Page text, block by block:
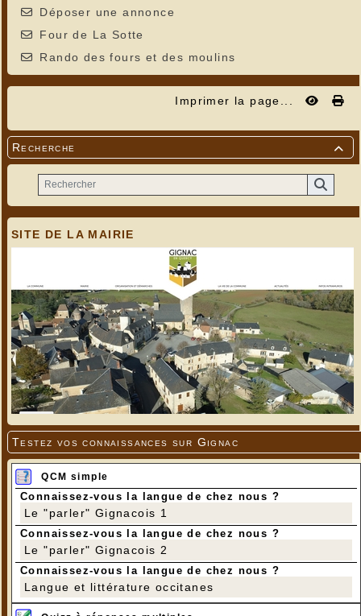
Déposer une annonce
Four de La Sotte
Rando des fours et des moulins
Imprimer la page...

Recherche
SITE DE LA MAIRIE
Testez vos connaissances sur Gignac
QCM simple
Connaissez-vous la langue de chez nous ?
Le "parler" Gignacois 1
Connaissez-vous la langue de chez nous ?
Le "parler" Gignacois 2
Connaissez-vous la langue de chez nous ?
Langue et littérature occitanes